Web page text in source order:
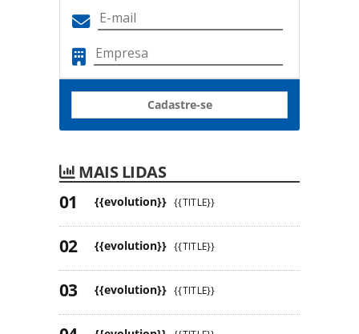
Cadastre-se
MAIS LIDAS
{{evolution}} {{TITLE}}
{{evolution}} {{TITLE}}
{{evolution}} {{TITLE}}